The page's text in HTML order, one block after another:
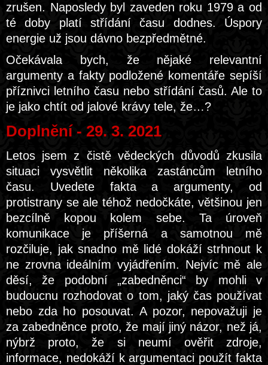
zrušen. Naposledy byl zaveden roku 1979 a od
té doby platí střídání času dodnes. Úspory
energie už jsou dávno bezpředmětné.
Očekávala bych, že nějaké relevantní
argumenty a fakty podložené komentáře sepíší
příznivci letního času nebo střídání časů. Ale to
je jako chtít od jalové krávy tele, že…?
Doplnění - 29. 3. 2021
Letos jsem z čistě vědeckých důvodů zkusila
situaci vysvětlit několika zastáncům letního
času. Uvedete fakta a argumenty, od
protistrany se ale téhož nedočkáte, většinou jen
bezcílně kopou kolem sebe. Ta úroveň
komunikace je příšerná a samotnou mě
rozčiluje, jak snadno mě lidé dokáží strhnout k
ne zrovna ideálním vyjádřením. Nejvíc mě ale
děsí, že podobní „zabedněnci“ by mohli v
budoucnu rozhodovat o tom, jaký čas používat
nebo zda ho posouvat. A pozor, nepovažuji je
za zabedněnce proto, že mají jiný názor, než já,
nýbrž proto, že si neumí ověřit zdroje,
informace, nedokáží k argumentaci použít fakta